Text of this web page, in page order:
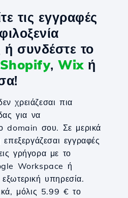
τις εγγραφές
ή συνδέστε το
Shopify, Wixή
χρειάζεσαι πια
για να
domain σου. Σε μερικά
επεξεργάζεσαι εγγραφές
γρήγορα με το
Workspace ή
υπηρεσία.
μόλις 5.99 € το